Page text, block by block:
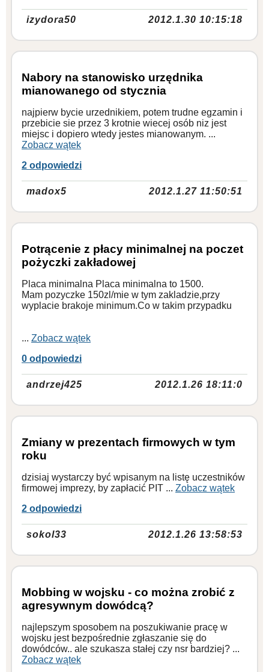
izydora50 2012.1.30 10:15:18
Nabory na stanowisko urzędnika
mianowanego od stycznia
najpierw bycie urzednikiem, potem trudne egzamin i
przebicie sie przez 3 krotnie wiecej osób niz jest
miejsc i dopiero wtedy jestes mianowanym. ...
Zobacz wątek
2 odpowiedzi
madox5 2012.1.27 11:50:51
Potrącenie z płacy minimalnej na poczet
pożyczki zakładowej
Placa minimalna Placa minimalna to 1500.
Mam pozyczke 150zl/mie w tym zakladzie,przy
wyplacie brakoje minimum.Co w takim przypadku
... Zobacz wątek
0 odpowiedzi
andrzej425 2012.1.26 18:11:0
Zmiany w prezentach firmowych w tym
roku
dzisiaj wystarczy być wpisanym na listę uczestników
firmowej imprezy, by zapłacić PIT ... Zobacz wątek
2 odpowiedzi
sokol33 2012.1.26 13:58:53
Mobbing w wojsku - co można zrobić z
agresywnym dowódcą?
najlepszym sposobem na poszukiwanie pracę w
wojsku jest bezpośrednie zgłaszanie się do
dowódców.. ale szukasza stałej czy nsr bardziej? ...
Zobacz wątek